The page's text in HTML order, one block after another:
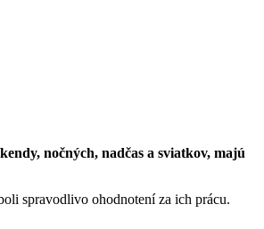
nočných, nadčas a sviatkov, majú
spravodlivo ohodnotení za ich prácu.